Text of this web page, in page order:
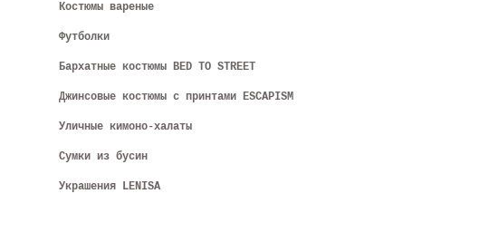
Костюмы вареные
Футболки
Бархатные костюмы BED TO STREET
Джинсовые костюмы с принтами ESCAPISM
Уличные кимоно-халаты
Сумки из бусин
Украшения LENISA